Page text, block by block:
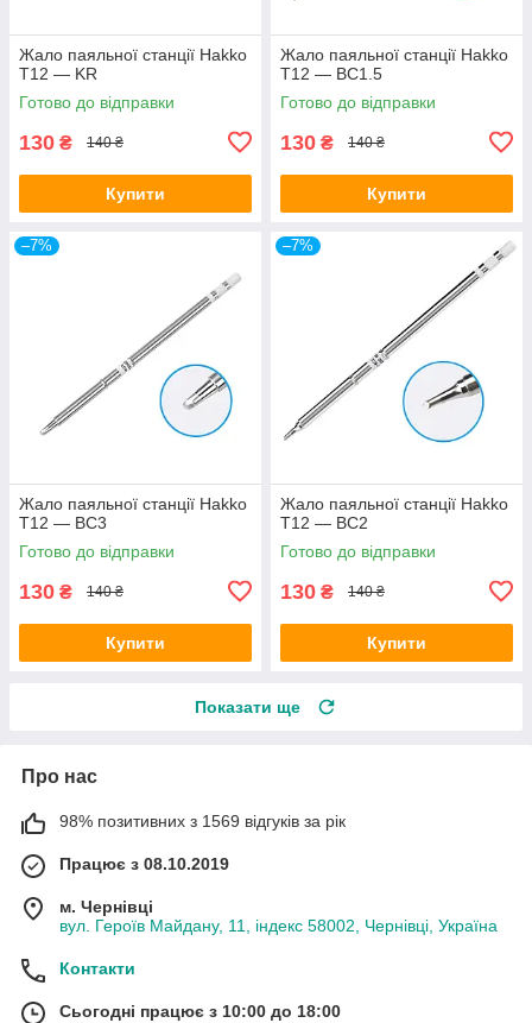
Жало паяльної станції Hakko
T12 — KR
Готово до відправки
130 ₴ 140 ₴
Купити
Жало паяльної станції Hakko
T12 — BC1.5
Готово до відправки
130 ₴ 140 ₴
Купити
–7%
Жало паяльної станції Hakko
T12 — BC3
Готово до відправки
130 ₴ 140 ₴
Купити
–7%
Жало паяльної станції Hakko
T12 — BC2
Готово до відправки
130 ₴ 140 ₴
Купити
Показати ще
Про нас
98% позитивних з 1569 відгуків за рік
Працює з 08.10.2019
м. Чернівці
вул. Героїв Майдану, 11, індекс 58002, Чернівці, Україна
Контакти
Сьогодні працює з 10:00 до 18:00